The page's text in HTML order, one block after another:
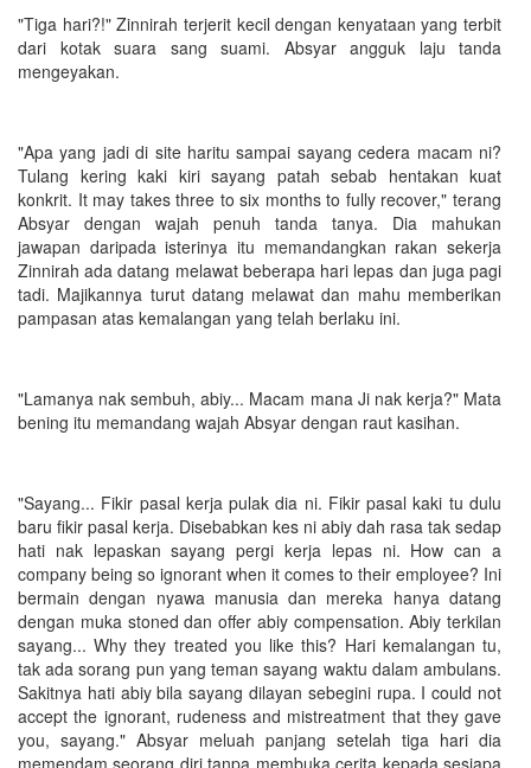
"Tiga hari?!" Zinnirah terjerit kecil dengan kenyataan yang terbit
dari kotak suara sang suami. Absyar angguk laju tanda
mengeyakan.
"Apa yang jadi di site haritu sampai sayang cedera macam ni?
Tulang kering kaki kiri sayang patah sebab hentakan kuat
konkrit. It may takes three to six months to fully recover," terang
Absyar dengan wajah penuh tanda tanya. Dia mahukan
jawapan daripada isterinya itu memandangkan rakan sekerja
Zinnirah ada datang melawat beberapa hari lepas dan juga pagi
tadi. Majikannya turut datang melawat dan mahu memberikan
pampasan atas kemalangan yang telah berlaku ini.
"Lamanya nak sembuh, abiy... Macam mana Ji nak kerja?" Mata
bening itu memandang wajah Absyar dengan raut kasihan.
"Sayang... Fikir pasal kerja pulak dia ni. Fikir pasal kaki tu dulu
baru fikir pasal kerja. Disebabkan kes ni abiy dah rasa tak sedap
hati nak lepaskan sayang pergi kerja lepas ni. How can a
company being so ignorant when it comes to their employee? Ini
bermain dengan nyawa manusia dan mereka hanya datang
dengan muka stoned dan offer abiy compensation. Abiy terkilan
sayang... Why they treated you like this? Hari kemalangan tu,
tak ada sorang pun yang teman sayang waktu dalam ambulans.
Sakitnya hati abiy bila sayang dilayan sebegini rupa. I could not
accept the ignorant, rudeness and mistreatment that they gave
you, sayang." Absyar meluah panjang setelah tiga hari dia
memendam seorang diri tanpa membuka cerita kepada sesiapa